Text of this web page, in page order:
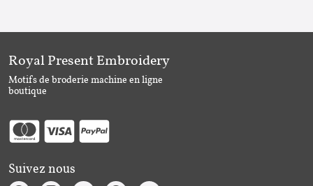
Royal Present Embroidery
Motifs de broderie machine en ligne
boutique
Suivez nous